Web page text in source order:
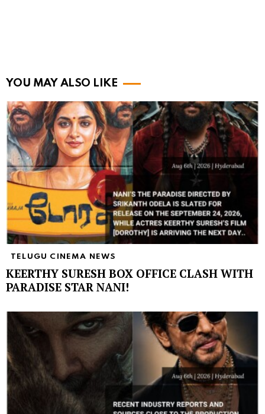
YOU MAY ALSO LIKE
TELUGU CINEMA NEWS
KEERTHY SURESH BOX OFFICE CLASH WITH
PARADISE STAR NANI!